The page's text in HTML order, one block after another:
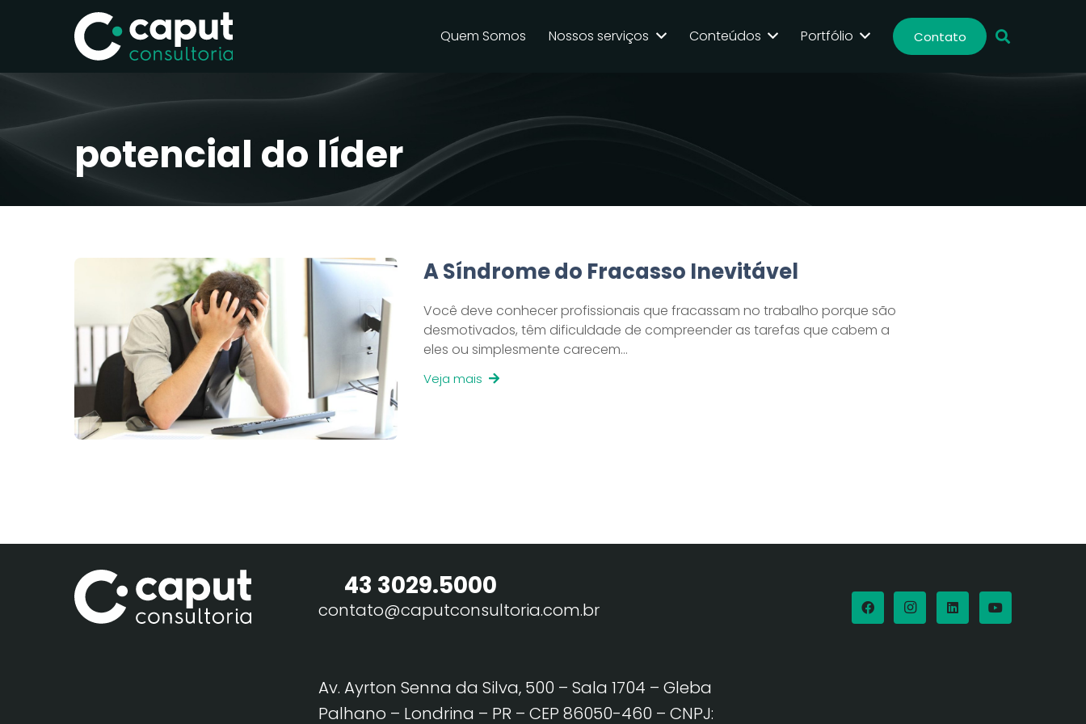
Quem Somos Nossos serviços Conteúdos Portfólio Contato
potencial do líder
A Síndrome do Fracasso Inevitável
Você deve conhecer profissionais que fracassam no trabalho porque são
desmotivados, têm dificuldade de compreender as tarefas que cabem a
eles ou simplesmente carecem…
Veja mais
43 3029.5000
contato@caputconsultoria.com.br
Av. Ayrton Senna da Silva, 500 – Sala 1704 – Gleba
Palhano – Londrina – PR – CEP 86050-460 – CNPJ: